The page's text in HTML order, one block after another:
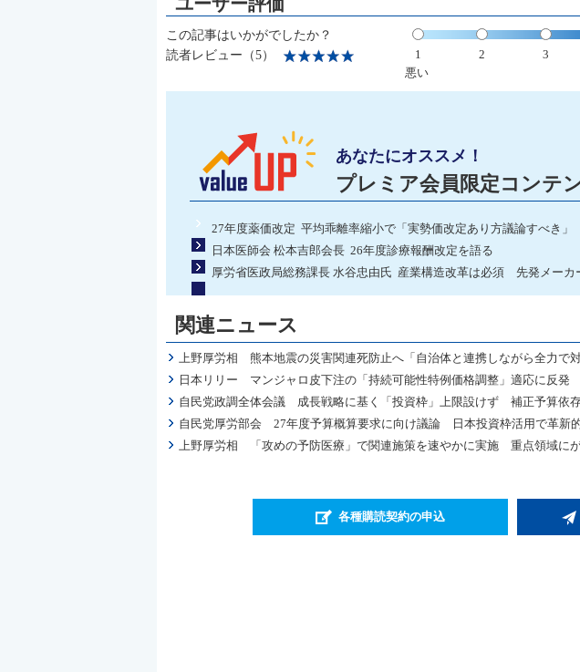
この記事はいかがでしたか？
読者レビュー（5）
1 2 3
悪い
あなたにオススメ！
プレミア会員限定コンテ
27年度薬価改定 平均乖離率縮小で「実勢価改定あり方議論すべき」
日本医師会 松本吉郎会長 26年度診療報酬改定を語る
厚労省医政局総務課長 水谷忠由氏 産業構造改革は必須 先発メーカ
関連ニュース
上野厚労相 熊本地震の災害関連死防止へ「自治体と連携しながら全力で対
日本リリー マンジャロ皮下注の「持続可能性特例価格調整」適応に反
自民党政調全体会議 成長戦略に基く「投資枠」上限設けず 補正予算依
自民党厚労部会 27年度予算概算要求に向け議論 日本投資枠活用で革新
上野厚労相 「攻めの予防医療」で関連施策を速やかに実施 重点領域に
各種購読契約の申込